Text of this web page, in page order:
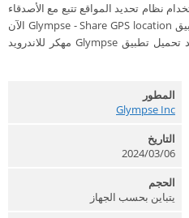
نظام تحديد المواقع تتبع مع الأصدقاء
والأسرة!. قم بتحميل تطبيق تحميل تطبيق Glympse - Share GPS location الآن
مجاناً من Mod Apkdaroid ابك دارويد تحميل تطبيق Glympse مهكر للاندرويد
المطور
Glympse Inc‏
التاريخ
2024/03/06
الحجم
يتباين بحسب الجهاز